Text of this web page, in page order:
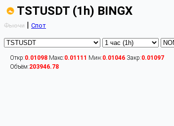
TSTUSDT (1h) BINGX
Фьючи | Спот
Откр:0.01098 Макс:0.01111 Мин:0.01046 Закр:0.01097
Объём:203946.78